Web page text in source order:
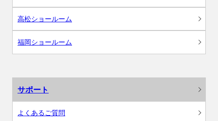
高松ショールーム
福岡ショールーム
サポート
よくあるご質問